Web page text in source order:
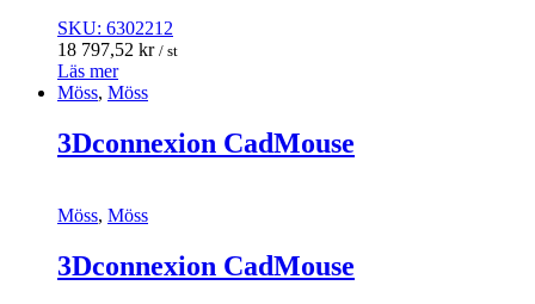
SKU: 6302212
18 797,52 kr / st
Läs mer
Möss, Möss
3Dconnexion CadMouse
Möss, Möss
3Dconnexion CadMouse